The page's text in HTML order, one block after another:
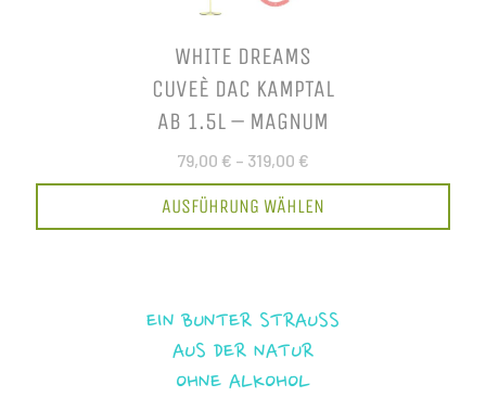
WHITE DREAMS
CUVEÈ DAC KAMPTAL
AB 1.5L – MAGNUM
79,00 € – 319,00 €
AUSFÜHRUNG WÄHLEN
EIN BUNTER STRAUSS
AUS DER NATUR
OHNE ALKOHOL